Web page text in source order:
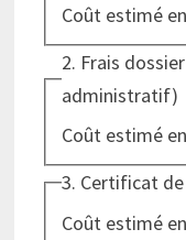
Coût estimé
Entrez le coût
2. Frais
administratif)
Coût estimé
Entrez le coût
3. Certificat
Coût estimé